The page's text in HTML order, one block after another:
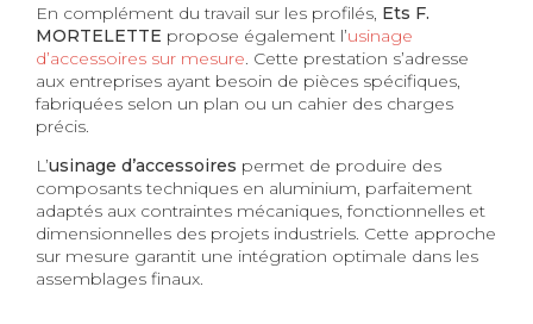
En complément du travail sur les profilés, Ets F.
MORTELETTE propose également l’usinage
d’accessoires sur mesure. Cette prestation s’adresse
aux entreprises ayant besoin de pièces spécifiques,
fabriquées selon un plan ou un cahier des charges
précis.
L’usinage d’accessoires permet de produire des
composants techniques en aluminium, parfaitement
adaptés aux contraintes mécaniques, fonctionnelles et
dimensionnelles des projets industriels. Cette approche
sur mesure garantit une intégration optimale dans les
assemblages finaux.